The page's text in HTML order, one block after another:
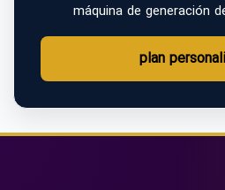
máquina de generación
plan